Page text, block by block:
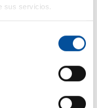
sus servicios.